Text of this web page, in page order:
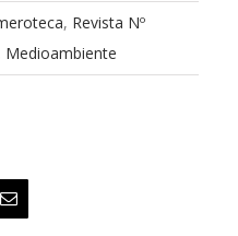
, Revista Nº
Medioambiente
Correo
electrónico